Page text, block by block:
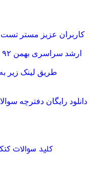
کاربران عزیز مستر تست
ارشد سراسری بهمن ۹۲ رشته
طریق لینک زیر
کلید سوالات کنکور ارشد